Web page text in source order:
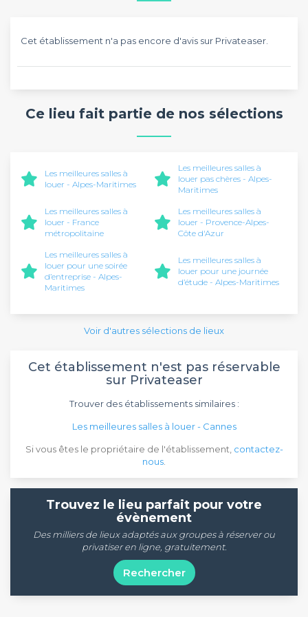
Cet établissement n'a pas encore d'avis sur Privateaser.
Ce lieu fait partie de nos sélections
Les meilleures salles à
louer - Alpes-Maritimes
Les meilleures salles à
louer pas chères - Alpes-
Maritimes
Les meilleures salles à
louer - France
métropolitaine
Les meilleures salles à
louer - Provence-Alpes-
Côte d'Azur
Les meilleures salles à
louer pour une soirée
d’entreprise - Alpes-
Maritimes
Les meilleures salles à
louer pour une journée
d’étude - Alpes-Maritimes
Voir d'autres sélections de lieux
Cet établissement n'est pas réservable
sur Privateaser
Trouver des établissements similaires :
Les meilleures salles à louer - Cannes
Si vous êtes le propriétaire de l'établissement, contactez-
nous
Trouvez le lieu parfait pour votre
évènement
Des milliers de lieux adaptés aux groupes à réserver ou
privatiser en ligne, gratuitement.
Rechercher